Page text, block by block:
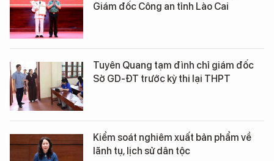
Giám đốc Công an tỉnh Lào Cai
Tuyên Quang tạm đình chỉ giám đốc
Sở GD-ĐT trước kỳ thi lại THPT
Kiểm soát nghiêm xuất bản phẩm về
lãnh tụ, lịch sử dân tộc